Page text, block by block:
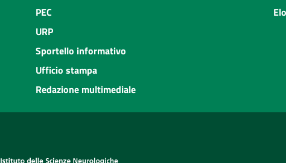
PEC
URP
Sportello informativo
Ufficio stampa
Redazione multimediale